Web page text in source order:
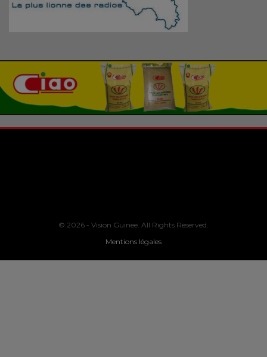
© 2026 - Vision Guinee. All Rights Reserved.
Mentions légales